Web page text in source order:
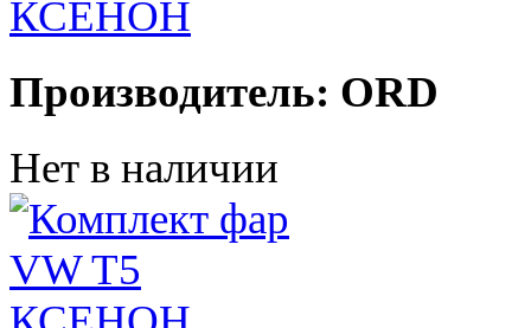
Производитель: ORD
Нет в наличии